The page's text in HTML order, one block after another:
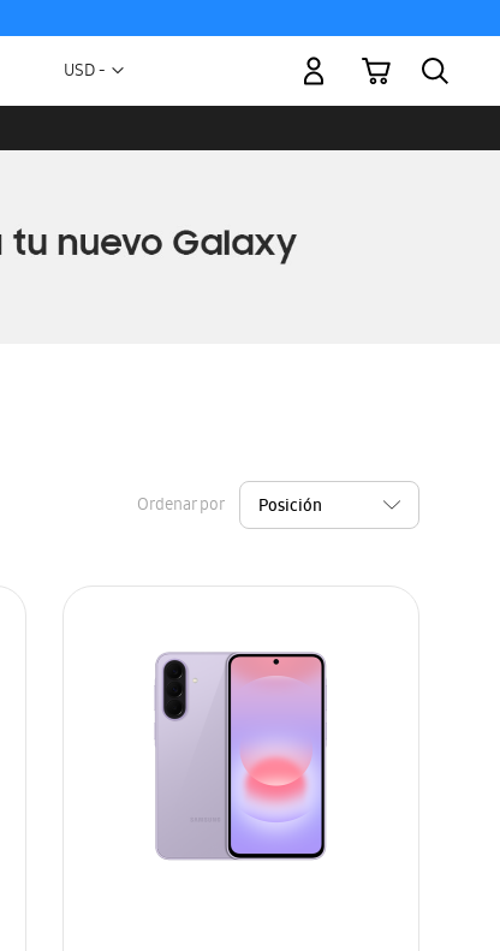
Moneda
USD -
Mi carrito
Ordenar por